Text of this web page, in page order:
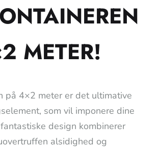
METER!
på 4×2 meter er det ultimative
som vil imponere dine
design kombinerer
alsidighed og